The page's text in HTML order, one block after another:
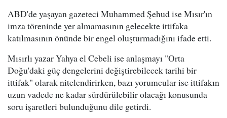
ABD'de yaşayan gazeteci Muhammed Şehud ise Mısır'ın
imza töreninde yer almamasının gelecekte ittifaka
katılmasının önünde bir engel oluşturmadığını ifade etti.
Mısırlı yazar Yahya el Cebeli ise anlaşmayı "Orta
Doğu'daki güç dengelerini değiştirebilecek tarihi bir
ittifak" olarak nitelendirirken, bazı yorumcular ise ittifakın
uzun vadede ne kadar sürdürülebilir olacağı konusunda
soru işaretleri bulunduğunu dile getirdi.